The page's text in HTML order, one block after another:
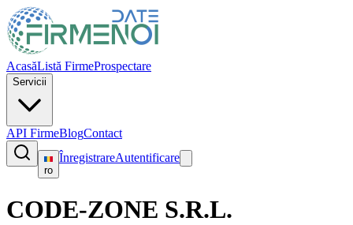
AcasăListă FirmeProspectare
Servicii
API FirmeBlogContact
ro
ÎnregistrareAutentificare
CODE-ZONE S.R.L.